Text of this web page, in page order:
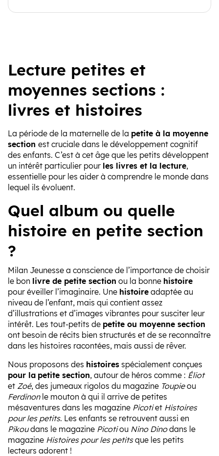
Lecture petites et
moyennes sections :
livres et histoires
La période de la maternelle de la petite à la moyenne
section est cruciale dans le développement cognitif
des enfants. C’est à cet âge que les petits développent
un intérêt particulier pour les livres et la lecture,
essentielle pour les aider à comprendre le monde dans
lequel ils évoluent.
Quel album ou quelle
histoire en petite section
?
Milan Jeunesse a conscience de l’importance de choisir
le bon livre de petite section ou la bonne histoire
pour éveiller l’imaginaire. Une histoire adaptée au
niveau de l’enfant, mais qui contient assez
d’illustrations et d’images vibrantes pour susciter leur
intérêt. Les tout-petits de petite ou moyenne section
ont besoin de récits bien structurés et de se reconnaître
dans les histoires racontées, mais aussi de rêver.
Nous proposons des histoires spécialement conçues
pour la petite section, autour de héros comme : Éliot
et Zoé, des jumeaux rigolos du magazine Toupieou
Ferdinonle mouton à qui il arrive de petites
mésaventures dans les magazine Picotiet Histoires
pour les petits. Les enfants se retrouvent aussi en
Pikoudans le magazine Picotiou Nino Dinodans le
magazine Histoires pour les petitsque les petits
lecteurs adorent !